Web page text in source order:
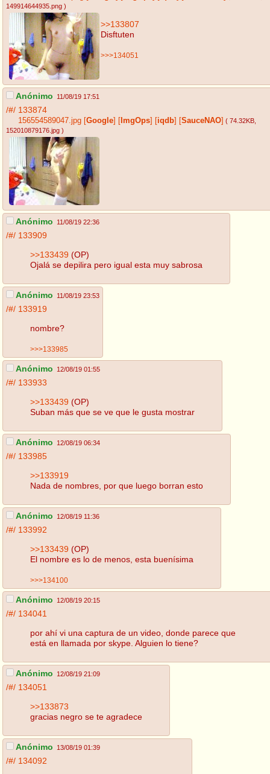
149914644935.png )
>>133807
Disftuten
>>>134051
Anónimo 11/08/19 17:51
/#/ 133874
156554589047.jpg Google ImgOps iqdb SauceNAO ( 74.32KB
152010879176.jpg )
Anónimo 11/08/19 22:36
/#/ 133909
>>133439 (OP)
Ojalá se depilira pero igual esta muy sabrosa
Anónimo 11/08/19 23:53
/#/ 133919
nombre?
>>>133985
Anónimo 12/08/19 01:55
/#/ 133933
>>133439 (OP)
Suban más que se ve que le gusta mostrar
Anónimo 12/08/19 06:34
/#/ 133985
>>133919
Nada de nombres, por que luego borran esto
Anónimo 12/08/19 11:36
/#/ 133992
>>133439 (OP)
El nombre es lo de menos, esta buenísima
>>>134100
Anónimo 12/08/19 20:15
/#/ 134041
por ahí vi una captura de un video, donde parece que
está en llamada por skype. Alguien lo tiene?
Anónimo 12/08/19 21:09
/#/ 134051
>>133873
gracias negro se te agradece
Anónimo 13/08/19 01:39
/#/ 134092